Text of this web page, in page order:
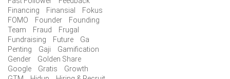
Financing
Finansial
Fokus
FOMO
Founder
Founding
Team
Fraud
Frugal
Fundraising
Future
Ga
Penting
Gaji
Gamification
Gender
Golden Share
Google
Gratis
Growth